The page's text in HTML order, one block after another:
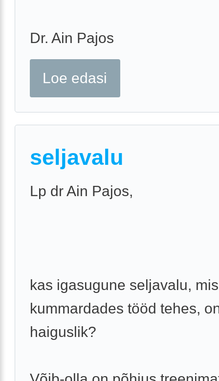
Dr. Ain Pajos
Loe edasi
seljavalu
Lp dr Ain Pajos,
kas igasugune seljavalu,
kummardades tööd tehes,
haiguslik?